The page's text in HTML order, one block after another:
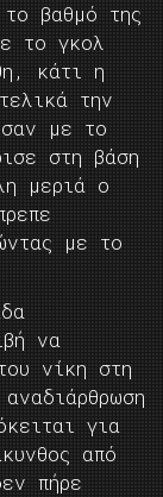
βαθμό της
το γκολ
κάτι η
την
με το
στη βάση
μεριά ο
με το
να
νίκη στη
για
από
πήρε